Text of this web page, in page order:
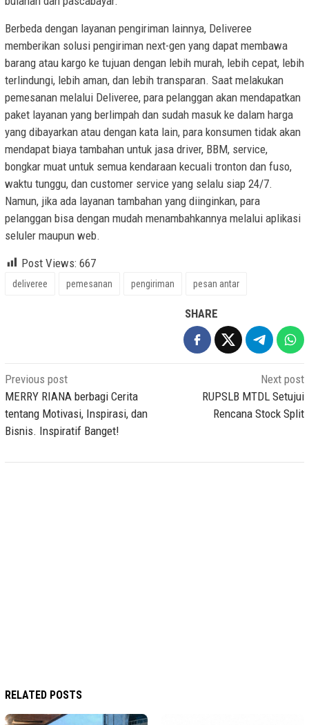
Berbeda dengan layanan pengiriman lainnya, Deliveree
memberikan solusi pengiriman next-gen yang dapat membawa
barang atau kargo ke tujuan dengan lebih murah, lebih cepat, lebih
terlindungi, lebih aman, dan lebih transparan. Saat melakukan
pemesanan melalui Deliveree, para pelanggan akan mendapatkan
paket layanan yang berlimpah dan sudah masuk ke dalam harga
yang dibayarkan atau dengan kata lain, para konsumen tidak akan
mendapat biaya tambahan untuk jasa driver, BBM, service,
bongkar muat untuk semua kendaraan kecuali tronton dan fuso,
waktu tunggu, dan customer service yang selalu siap 24/7.
Namun, jika ada layanan tambahan yang diinginkan, para
pelanggan bisa dengan mudah menambahkannya melalui aplikasi
seluler maupun web.
Post Views: 667
deliveree pemesanan pengiriman pesan antar
SHARE
Post
navigation
Previous post
MERRY RIANA berbagi Cerita
tentang Motivasi, Inspirasi, dan
Bisnis. Inspiratif Banget!
Next post
RUPSLB MTDL Setujui
Rencana Stock Split
RELATED POSTS